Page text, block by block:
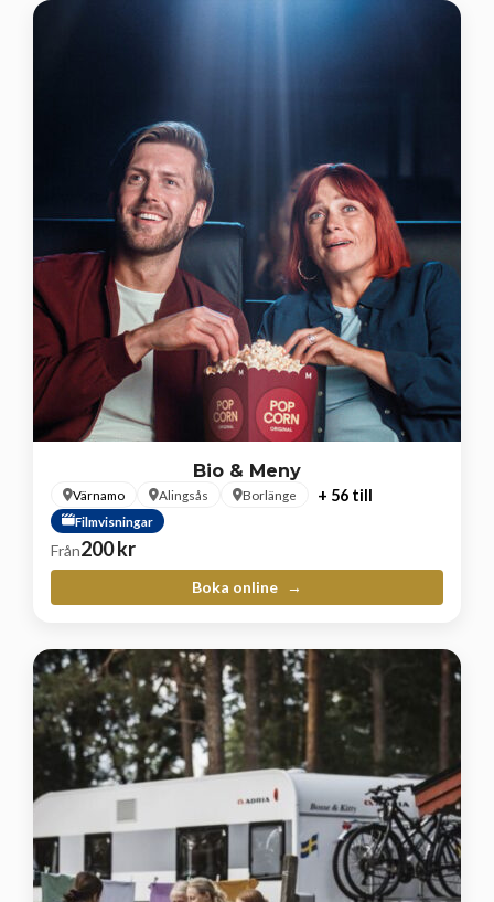
Bio & Meny
Värnamo Alingsås Borlänge + 56 till
Filmvisningar
Från200kr
Boka online